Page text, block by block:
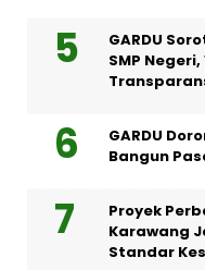
GARDU
SMP
GARDU
Bangun
Proyek
Karawang
Standar